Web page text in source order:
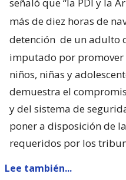
señaló que “la PDI y la
más de diez horas de
detención de un adulto
imputado por
niños, niñas y
demuestra el
y del sistema de
poner a disposición de
requeridos por los
Lee también...